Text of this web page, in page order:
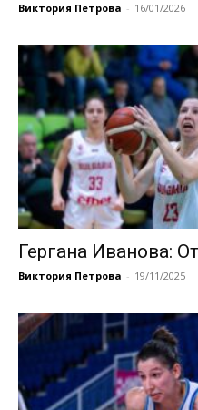
Виктория Петрова - 16/01/2026
Гергана Иванова:
Виктория Петрова - 19/11/2025